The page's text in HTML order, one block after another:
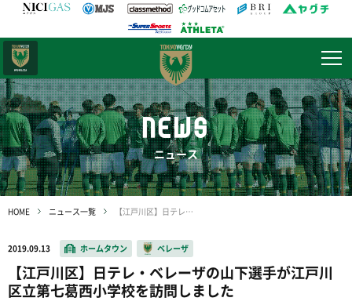
NEWS
ニュース
HOME ニュース一覧 【江戸川区】日テレ・ベレーザの山下選手が江戸川区立第七葛西小学校を訪問しました
2019.09.13 ホームタウン ベレーザ
【江戸川区】日テレ・ベレーザの山下選手が江戸川
区立第七葛西小学校を訪問しました